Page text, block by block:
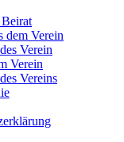
dem Verein
Verein
Verein
Vereins